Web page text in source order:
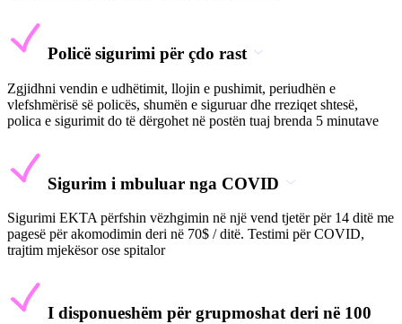
Policë sigurimi për çdo rast
Zgjidhni vendin e udhëtimit, llojin e pushimit, periudhën e
vlefshmërisë së policës, shumën e siguruar dhe rreziqet shtesë,
polica e sigurimit do të dërgohet në postën tuaj brenda 5 minutave
Sigurim i mbuluar nga COVID
Sigurimi EKTA përfshin vëzhgimin në një vend tjetër për 14 ditë me
pagesë për akomodimin deri në 70$ / ditë. Testimi për COVID,
trajtim mjekësor ose spitalor
I disponueshëm për grupmoshat deri në 100